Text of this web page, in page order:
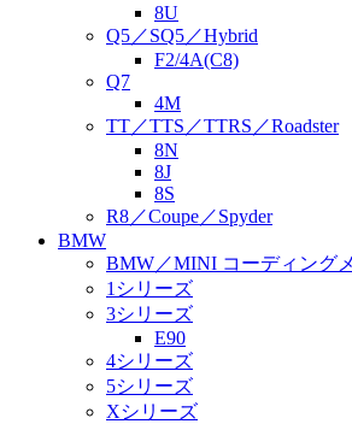
8U
Q5／SQ5／Hybrid
F2/4A(C8)
Q7
4M
TT／TTS／TTRS／Roadster
8N
8J
8S
R8／Coupe／Spyder
BMW
BMW／MINI コーディング
1シリーズ
3シリーズ
E90
4シリーズ
5シリーズ
Xシリーズ